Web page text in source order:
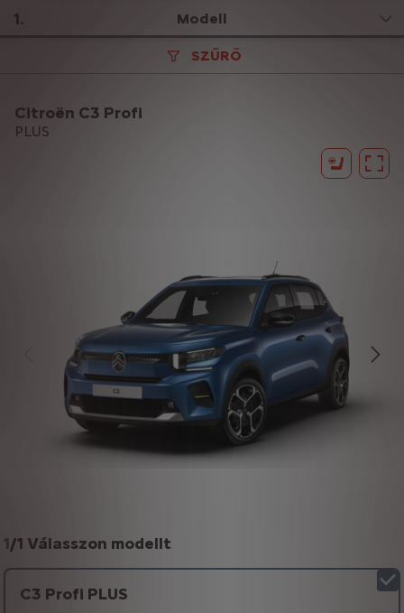
1. Modell
SZŰRŐ
Citroën C3 Profi
PLUS
1/1 Válasszon modellt
C3 Profi PLUS